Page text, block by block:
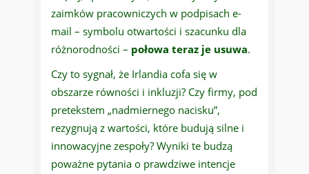
zaimków pracowniczych w podpisach e-
mail – symbolu otwartości i szacunku dla
różnorodności – połowa teraz je usuwa.
Czy to sygnał, że Irlandia cofa się w
obszarze równości i inkluzji? Czy firmy, pod
pretekstem „nadmiernego nacisku”,
rezygnują z wartości, które budują silne i
innowacyjne zespoły? Wyniki te budzą
poważne pytania o prawdziwe intencje